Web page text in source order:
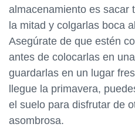
almacenamiento es sacar
la mitad y colgarlas boca
Asegúrate de que estén
antes de colocarlas en
guardarlas en un lugar
llegue la primavera,
el suelo para disfrutar de
asombrosa.